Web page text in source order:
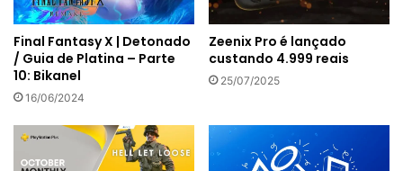
Final Fantasy X | Detonado
/ Guia de Platina – Parte
10: Bikanel
16/06/2024
Zeenix Pro é lançado
custando 4.999 reais
25/07/2025